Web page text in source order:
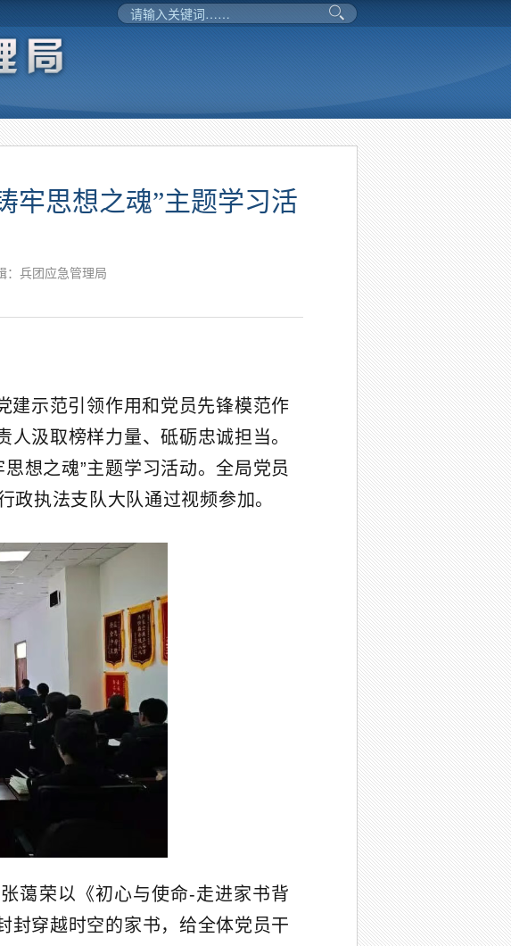
牢思想之魂”主题学习活
：兵团应急管理局
建示范引领作用和党员先锋模范作
汲取榜样力量、砥砺忠诚担当。
想之魂”主题学习活动。全局党员
执法支队大队通过视频参加。
蔼荣以《初心与使命-走进家书背
封穿越时空的家书，给全体党员干